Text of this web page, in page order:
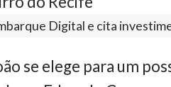
Digital e cita
se elege para um